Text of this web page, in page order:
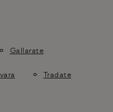
Gallarate
Tradate